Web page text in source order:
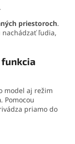
priestoroch.
nachádzať ľudia,
funkcia
model aj režim
. Pomocou
priamo do